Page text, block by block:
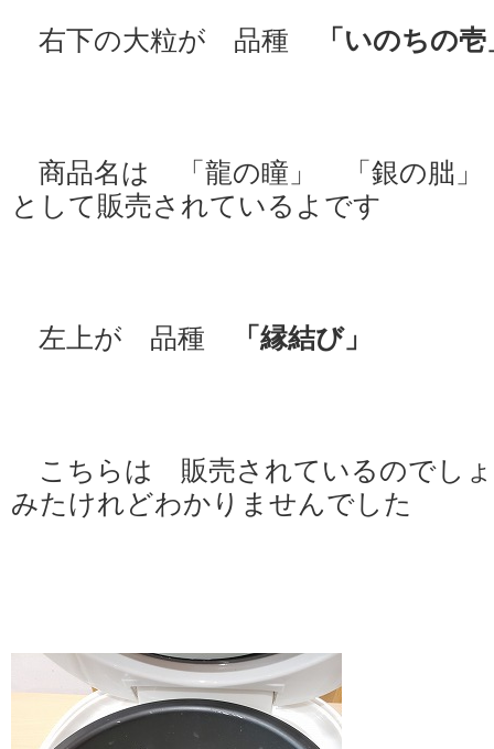
右下の大粒が 品種 「いのちの
商品名は 「龍の瞳」 「銀の朏
として販売されているよです
左上が 品種 「縁結び」
こちらは 販売されているのでし
みたけれどわかりませんでした